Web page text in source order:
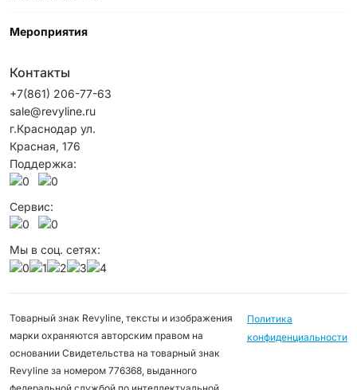
Мероприятия
Контакты
+7(861) 206-77-63
sale@revyline.ru
г.Краснодар ул.
Красная, 176
Поддержка:
Сервис:
Мы в соц. сетях:
Товарный знак Revyline, тексты и изображения
марки охраняются авторским правом на
основании Свидетельства на товарный знак
Revyline за номером 776368, выданного
Политика
конфиденциальности